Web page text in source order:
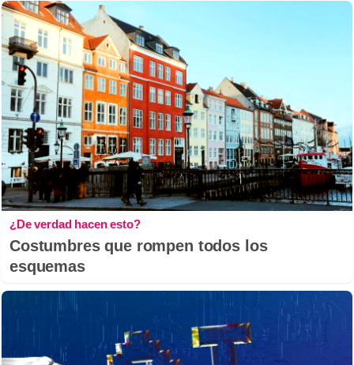
¿De verdad hacen esto?
Costumbres que rompen todos los
esquemas